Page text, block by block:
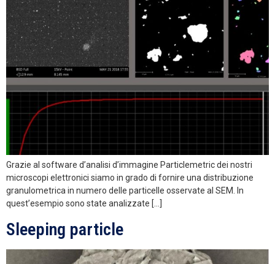
Grazie al software d’analisi d’immagine Particlemetric dei nostri
microscopi elettronici siamo in grado di fornire una distribuzione
granulometrica in numero delle particelle osservate al SEM. In
quest’esempio sono state analizzate […]
Sleeping particle